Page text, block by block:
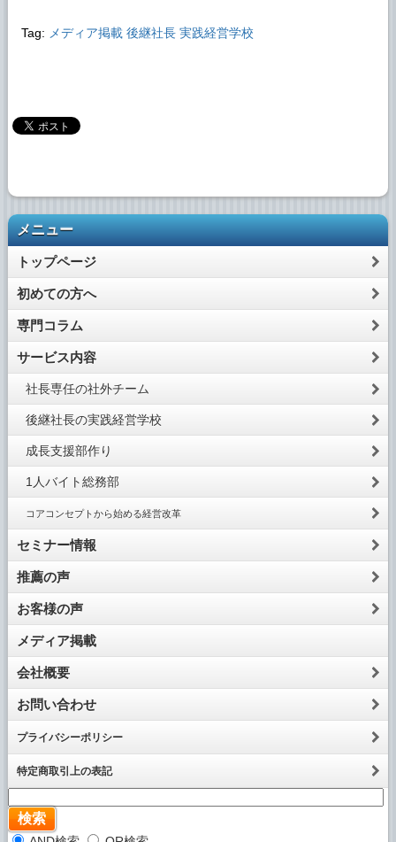
Tag: メディア掲載 後継社長 実践経営学校
メニュー
トップページ
初めての方へ
専門コラム
サービス内容
社長専任の社外チーム
後継社長の実践経営学校
成長支援部作り
1人バイト総務部
コアコンセプトから始める経営改革
セミナー情報
推薦の声
お客様の声
メディア掲載
会社概要
お問い合わせ
プライバシーポリシー
特定商取引上の表記